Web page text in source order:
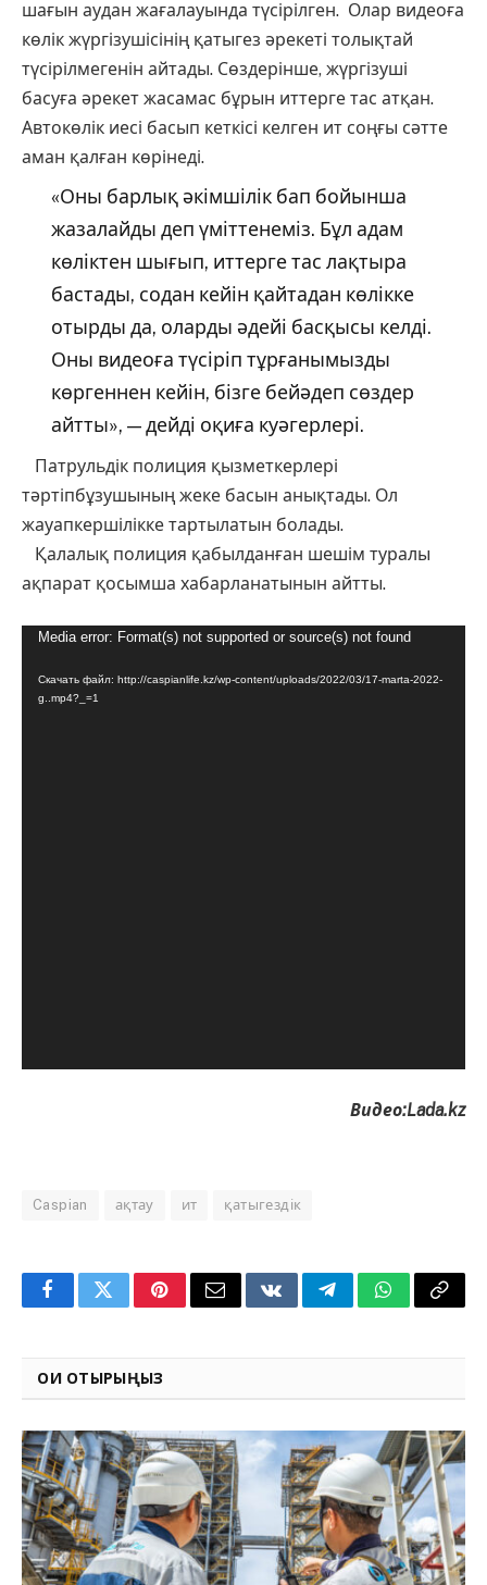
шағын аудан жағалауында түсірілген. Олар видеоға
көлік жүргізушісінің қатыгез әрекеті толықтай
түсірілмегенін айтады. Сөздерінше, жүргізуші
басуға әрекет жасамас бұрын иттерге тас атқан.
Автокөлік иесі басып кеткісі келген ит соңғы сәтте
аман қалған көрінеді.
«Оны барлық әкімшілік бап бойынша
жазалайды деп үміттенеміз. Бұл адам
көліктен шығып, иттерге тас лақтыра
бастады, содан кейін қайтадан көлікке
отырды да, оларды әдейі басқысы келді.
Оны видеоға түсіріп тұрғанымызды
көргеннен кейін, бізге бейәдеп сөздер
айтты», — дейді оқиға куәгерлері.
Патрульдік полиция қызметкерлері
тәртіпбұзушының жеке басын анықтады. Ол
жауапкершілікке тартылатын болады.
Қалалық полиция қабылданған шешім туралы
ақпарат қосымша хабарланатынын айтты.
Видеоплеер
Media error: Format(s) not supported or source(s) not found
Скачать файл: http://caspianlife.kz/wp-content/uploads/2022/03/17-marta-2022-
g..mp4?_=1
Видео:Lada.kz
Caspian ақтау ит қатыгездік
FacebookTwitterPinterestEmail VKontakteTelegramWhatsApp
Copy
ОҚИ ОТЫРЫҢЫЗ